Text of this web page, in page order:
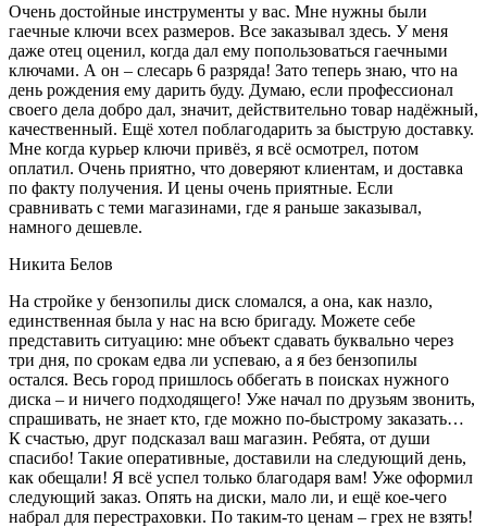
Очень достойные инструменты у вас. Мне нужны были
гаечные ключи всех размеров. Все заказывал здесь. У меня
даже отец оценил, когда дал ему попользоваться гаечными
ключами. А он – слесарь 6 разряда! Зато теперь знаю, что на
день рождения ему дарить буду. Думаю, если профессионал
своего дела добро дал, значит, действительно товар надёжный,
качественный. Ещё хотел поблагодарить за быструю доставку.
Мне когда курьер ключи привёз, я всё осмотрел, потом
оплатил. Очень приятно, что доверяют клиентам, и доставка
по факту получения. И цены очень приятные. Если
сравнивать с теми магазинами, где я раньше заказывал,
намного дешевле.
Никита Белов
На стройке у бензопилы диск сломался, а она, как назло,
единственная была у нас на всю бригаду. Можете себе
представить ситуацию: мне объект сдавать буквально через
три дня, по срокам едва ли успеваю, а я без бензопилы
остался. Весь город пришлось оббегать в поисках нужного
диска – и ничего подходящего! Уже начал по друзьям звонить,
спрашивать, не знает кто, где можно по-быстрому заказать…
К счастью, друг подсказал ваш магазин. Ребята, от души
спасибо! Такие оперативные, доставили на следующий день,
как обещали! Я всё успел только благодаря вам! Уже оформил
следующий заказ. Опять на диски, мало ли, и ещё кое-чего
набрал для перестраховки. По таким-то ценам – грех не взять!